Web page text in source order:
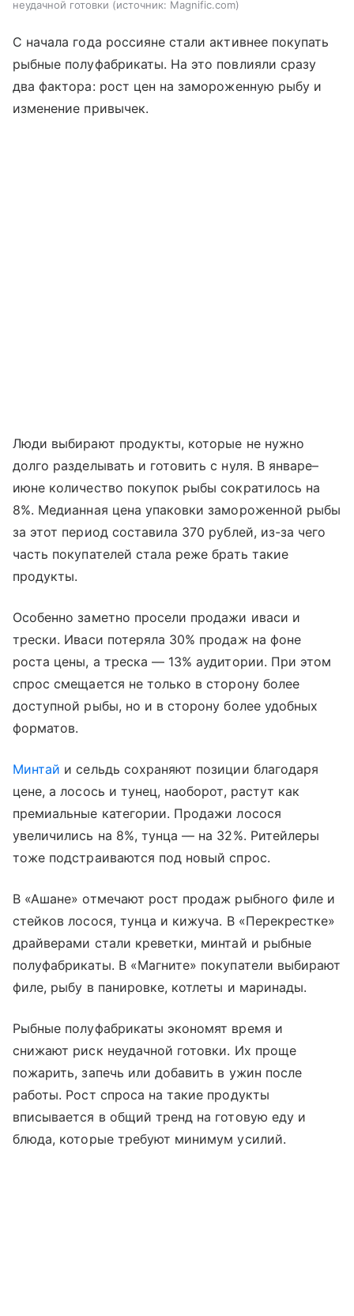
неудачной готовки
источник: Magnific.com
С начала года россияне стали активнее покупать
рыбные полуфабрикаты. На это повлияли сразу
два фактора: рост цен на замороженную рыбу и
изменение привычек.
Люди выбирают продукты, которые не нужно
долго разделывать и готовить с нуля. В январе–
июне количество покупок рыбы сократилось на
8%. Медианная цена упаковки замороженной рыбы
за этот период составила 370 рублей, из-за чего
часть покупателей стала реже брать такие
продукты.
Особенно заметно просели продажи иваси и
трески. Иваси потеряла 30% продаж на фоне
роста цены, а треска — 13% аудитории. При этом
спрос смещается не только в сторону более
доступной рыбы, но и в сторону более удобных
форматов.
Минтай и сельдь сохраняют позиции благодаря
цене, а лосось и тунец, наоборот, растут как
премиальные категории. Продажи лосося
увеличились на 8%, тунца — на 32%. Ритейлеры
тоже подстраиваются под новый спрос.
В «Ашане» отмечают рост продаж рыбного филе и
стейков лосося, тунца и кижуча. В «Перекрестке»
драйверами стали креветки, минтай и рыбные
полуфабрикаты. В «Магните» покупатели выбирают
филе, рыбу в панировке, котлеты и маринады.
Рыбные полуфабрикаты экономят время и
снижают риск неудачной готовки. Их проще
пожарить, запечь или добавить в ужин после
работы. Рост спроса на такие продукты
вписывается в общий тренд на готовую еду и
блюда, которые требуют минимум усилий.